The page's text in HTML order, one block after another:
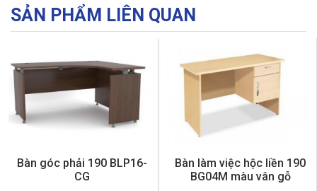
SẢN PHẨM LIÊN QUAN
Bàn góc phải 190 BLP16-
CG
Bàn làm việc hộc liền 190
BG04M màu vân gỗ